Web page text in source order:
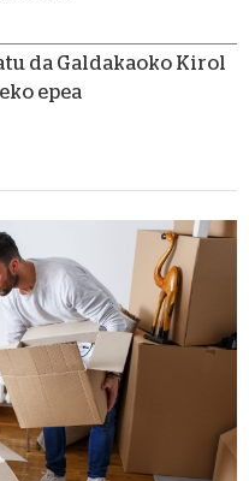
da Galdakaoko Kirol
epea